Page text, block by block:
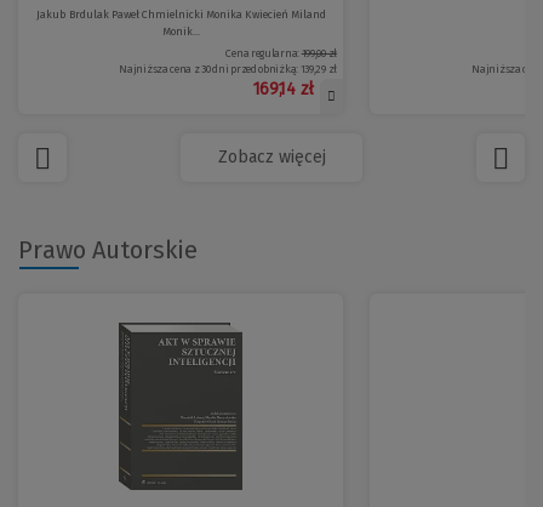
Jakub Brdulak Paweł Chmielnicki Monika Kwiecień Miland
Monik...
Cena regularna:199,00 zł
Najniższa cena z 30 dni przed obniżką: 139,29 zł
169,14 zł
Najniższa
Zobacz więcej
Prawo Autorskie